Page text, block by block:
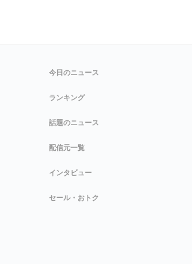
今日のニュース
ランキング
話題のニュース
配信元一覧
インタビュー
セール・おトク